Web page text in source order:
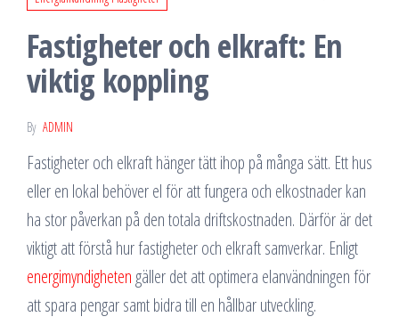
Fastigheter och elkraft: En
viktig koppling
By ADMIN
Fastigheter och elkraft hänger tätt ihop på många sätt. Ett hus
eller en lokal behöver el för att fungera och elkostnader kan
ha stor påverkan på den totala driftskostnaden. Därför är det
viktigt att förstå hur fastigheter och elkraft samverkar. Enligt
energimyndigheten gäller det att optimera elanvändningen för
att spara pengar samt bidra till en hållbar utveckling.